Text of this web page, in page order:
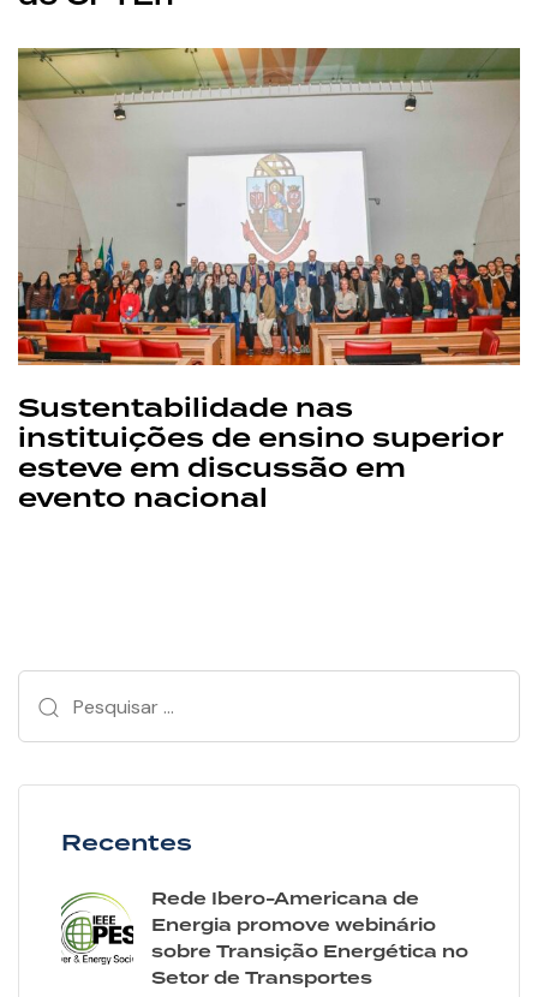
Sustentabilidade nas
instituições de ensino superior
esteve em discussão em
evento nacional
Recentes
Rede Ibero-Americana de
Energia promove webinário
sobre Transição Energética no
Setor de Transportes